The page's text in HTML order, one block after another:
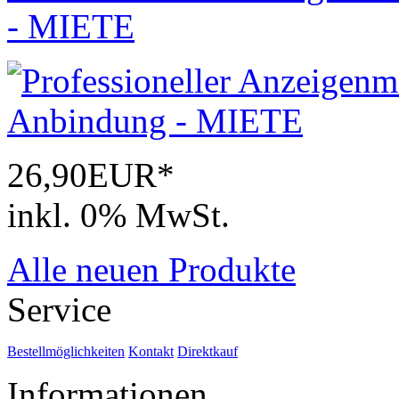
- MIETE
26,90EUR*
inkl. 0% MwSt.
Alle neuen Produkte
Service
Bestellmöglichkeiten Kontakt Direktkauf